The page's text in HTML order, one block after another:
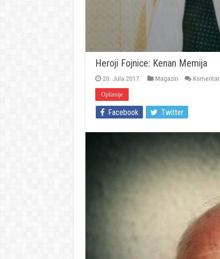
Heroji Fojnice: Kenan Memija
20. Jula 2017. Magazin
Opširnije
Facebook Twitter